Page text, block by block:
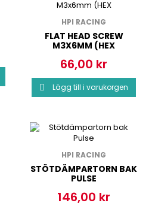
HPI RACING
FLAT HEAD SCREW
M3X6MM (HEX
Pris
66,00 kr
 Lägg till i varukorgen
HPI RACING
STÖTDÄMPARTORN BAK
PULSE
Pris
146,00 kr